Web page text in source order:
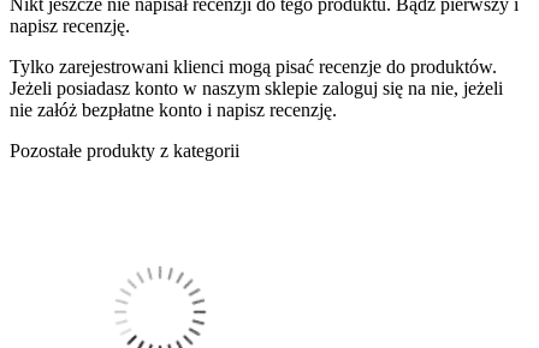
Nikt jeszcze nie napisał recenzji do tego produktu. Bądź pierwszy i
napisz recenzję.
Tylko zarejestrowani klienci mogą pisać recenzje do produktów.
Jeżeli posiadasz konto w naszym sklepie zaloguj się na nie, jeżeli
nie załóż bezpłatne konto i napisz recenzję.
Pozostałe produkty z kategorii